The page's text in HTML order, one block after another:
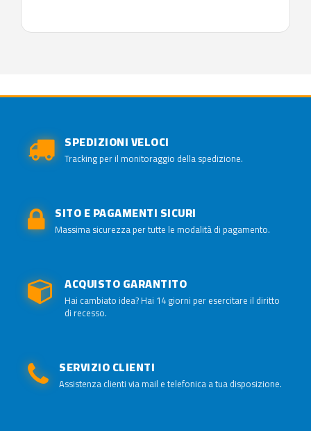
SPEDIZIONI VELOCI
Tracking per il monitoraggio della spedizione.
SITO E PAGAMENTI SICURI
Massima sicurezza per tutte le modalità di pagamento.
ACQUISTO GARANTITO
Hai cambiato idea? Hai 14 giorni per esercitare il diritto
di recesso.
SERVIZIO CLIENTI
Assistenza clienti via mail e telefonica a tua disposizione.